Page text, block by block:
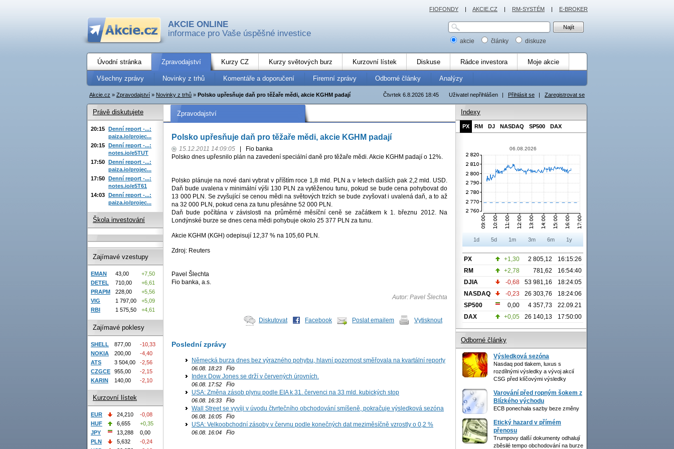
AKCIE ONLINE
informace pro Vaše úspěšné investice
akcie články diskuze
Úvodní stránka Zpravodajství Kurzy CZ Kurzy světových burz Kurzovní lístek Diskuse Rádce investora Moje akcie
Všechny zprávy Novinky z trhů Komentáře a doporučení Firemní zprávy Odborné články Analýzy
Uživatel nepřihlášen | Přihlásit se | Zaregistrovat se
Čtvrtek 6.8.2026 18:45
Akcie.cz » Zpravodajství » Novinky z trhů » Polsko upřesňuje daň pro těžaře mědi, akcie KGHM padají
Zpravodajství
Polsko upřesňuje daň pro těžaře mědi, akcie KGHM padají
15.12.2011 14:09:05
Fio banka
Polsko dnes upřesnilo plán na zavedení speciální daně pro těžaře mědi. Akcie KGHM padají o 12%.
Polsko plánuje na nové dani vybrat v příštím roce 1,8 mld. PLN a v letech dalších pak 2,2 mld. USD.
Daň bude uvalena v minimální výši 130 PLN za vytěženou tunu, pokud se bude cena pohybovat do
13 000 PLN. Se zvyšující se cenou mědi na světových trzích se bude zvyšovat i uvalená daň, a to až
na 32 000 PLN, pokud cena za tunu přesáhne 52 000 PLN.
Daň bude počítána v závislosti na průměrné měsíční ceně se začátkem k 1. březnu 2012. Na
Londýnské burze se dnes cena mědi pohybuje okolo 25 377 PLN za tunu.
Akcie KGHM (KGH) odepisují 12,37 % na 105,60 PLN.
Zdroj: Reuters
Pavel Šlechta
Fio banka, a.s.
Autor: Pavel Šlechta
Diskutovat Facebook Poslat emailem Vytisknout
Poslední zprávy
Německá burza dnes bez výrazného pohybu, hlavní pozornost směřovala na kvartální reporty
06.08. 18:23 Fio
Index Dow Jones se drží v červených úrovních.
06.08. 17:52 Fio
USA: Změna zásob plynu podle EIA k 31. červenci na 33 mld. kubických stop
06.08. 16:33 Fio
Wall Street se vyvíji v úvodu čtvrtečního obchodování smíšeně, pokračuje výsledková sezóna
06.08. 16:05 Fio
USA: Velkoobchodní zásoby v červnu podle konečných dat meziměsíčně vzrostly o 0,2 %
06.08. 16:04 Fio
Právě diskutujete
20:15 Denní report -...:
paiza.io/projec...
20:15 Denní report -...:
notes.io/e5TUT
17:50 Denní report -...:
paiza.io/projec...
17:50 Denní report -...:
notes.io/e5T61
14:03 Denní report -...:
paiza.io/projec...
Škola investování
Zajímavé vzestupy
EMAN 43,00
+7,50
DETEL
710,00
+6,61
PRAPM
228,00
+5,56
VIG
1 797,00
+5,09
RBI
1 575,50 +4,61
Zajímavé poklesy
SHELL 877,00
-10,33
NOKIA
200,00
-4,40
ATS
3 504,00
-2,56
CZGCE
955,00
-2,15
KARIN
140,00 -2,10
Kurzovní lístek
EUR 24,210
-0,08
HUF
6,655
+0,35
JPY
13,288
0,00
PLN
5,632
-0,24
Indexy
PX RM DJ NASDAQ SP500 DAX
06.08.2026
1d 5d 1m 3m 6m 1y
PX +1,30 2 805,12
16:15:26
RM
+2,78 781,62
16:54:40
DJIA
-0,68 53 981,16
18:24:05
NASDAQ
-0,23 26 303,76
18:24:06
SP500
0,00 4 357,73
22.09.21
DAX
+0,05 26 140,13 17:50:00
Odborné články
Výsledková sezóna
Nasdaq pod tlakem, luxus s
rozdílnými výsledky a vývoj akcií
CSG před klíčovými výsledky
Varování před ropným šokem z
Blízkého východu
ECB ponechala sazby beze změny
Etický hazard v přímém
přenosu
Trumpovy další dokumenty odhalují
zběsilé tempo obchodování na burze
FIOFONDY | AKCIE.CZ | RM-SYSTÉM | E-BROKER